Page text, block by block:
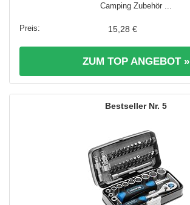
Camping Zubehör ...
15,28 €
ZUM TOP ANGEBOT »
5